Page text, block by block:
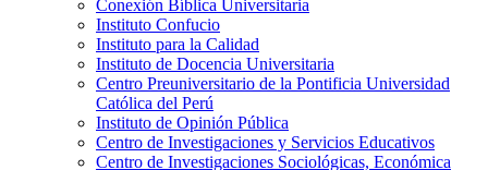
Conexión Bíblica Universitaria
Instituto Confucio
Instituto para la Calidad
Instituto de Docencia Universitaria
Centro Preuniversitario de la Pontificia Universidad
Católica del Perú
Instituto de Opinión Pública
Centro de Investigaciones y Servicios Educativos
Centro de Investigaciones Sociológicas, Económica